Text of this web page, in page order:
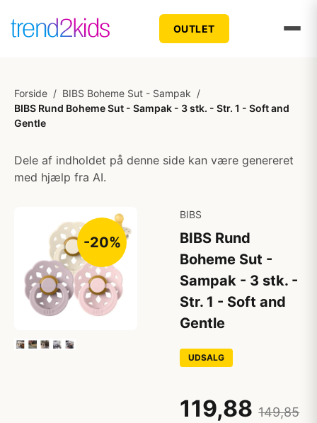
OUTLET
Forside / BIBS Boheme Sut - Sampak /
BIBS Rund Boheme Sut - Sampak - 3 stk. - Str. 1 - Soft and
Gentle
Dele af indholdet på denne side kan være genereret
med hjælp fra AI.
-20%
BIBS
BIBS Rund
Boheme Sut -
Sampak - 3 stk. -
Str. 1 - Soft and
Gentle
UDSALG
119,88 149,85